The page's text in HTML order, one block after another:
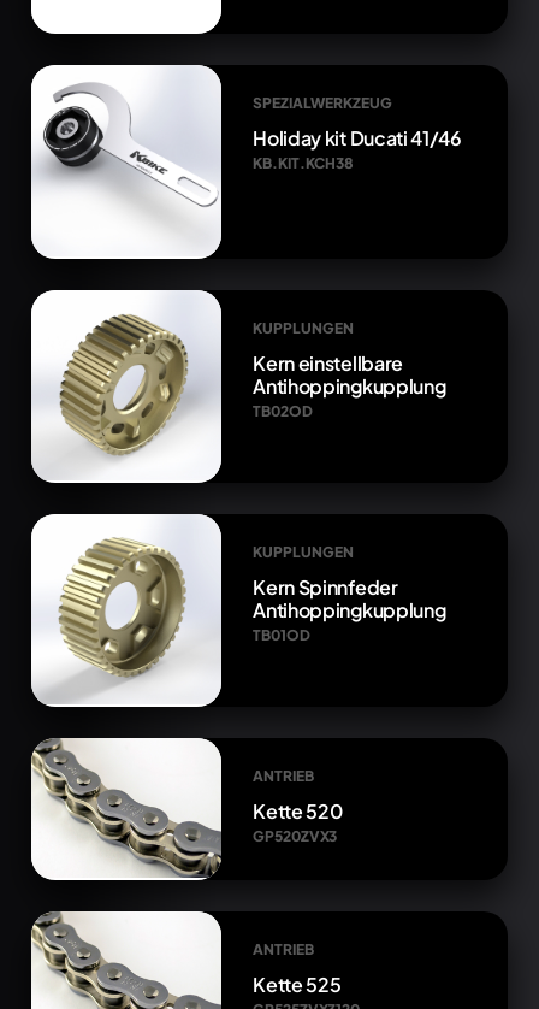
SPEZIALWERKZEUG
Holiday kit Ducati 41/46
KB.KIT.KCH38
KUPPLUNGEN
Kern einstellbare
Antihoppingkupplung
TB02OD
KUPPLUNGEN
Kern Spinnfeder
Antihoppingkupplung
TB01OD
ANTRIEB
Kette 520
GP520ZVX3
ANTRIEB
Kette 525